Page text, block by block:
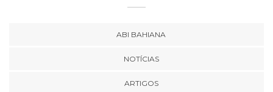
ABI BAHIANA
NOTÍCIAS
ARTIGOS